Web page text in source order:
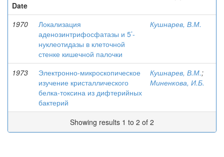
Date
1970
Локализация
аденозинтрифосфатазы и 5’-
нуклеотидазы в клеточной
стенке кишечной палочки
Кушнарев, В.М.
1973
Электронно-микроскопическое
изучение кристаллического
белка-токсина из дифтерийных
бактерий
Кушнарев, В.М.;
Миненкова, И.Б.
Showing results 1 to 2 of 2